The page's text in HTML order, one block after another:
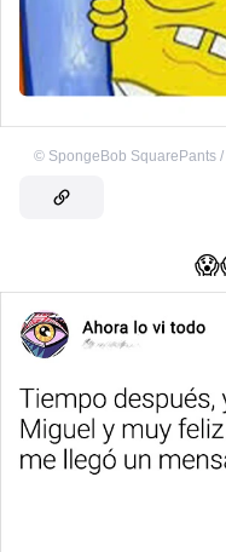
© SpongeBob SquarePants